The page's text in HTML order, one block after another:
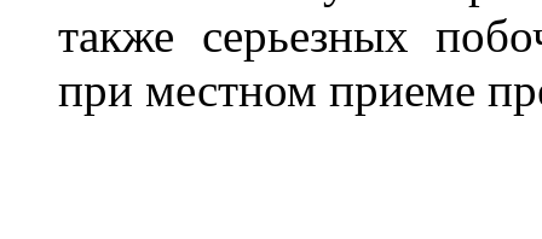
также серьезных
при местном приеме